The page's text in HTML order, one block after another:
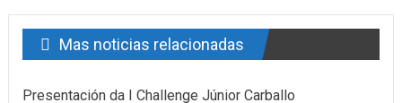
Mas noticias relacionadas
Presentación da I Challenge Júnior Carballo